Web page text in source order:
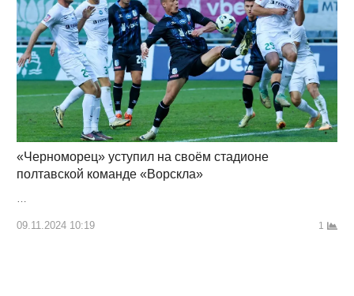
«Черноморец» уступил на своём стадионе
полтавской команде «Ворскла»
…
09.11.2024 10:19 1